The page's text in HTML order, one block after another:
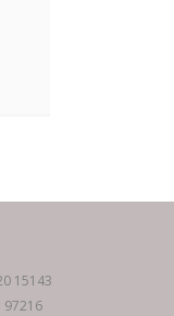
15143
97216